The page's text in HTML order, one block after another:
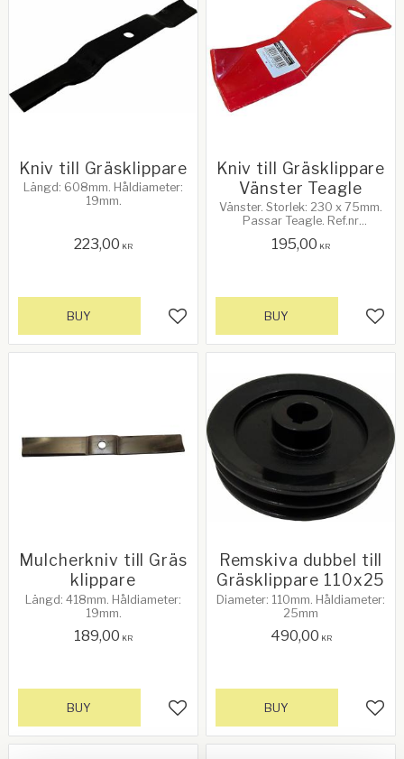
Kniv till Gräsklippare
Längd: 608mm. Håldiameter:
19mm.
223,00 KR
Add to favorites
BUY
Kniv till Gräsklippare
Vänster Teagle
Vänster. Storlek: 230 x 75mm.
Passar Teagle. Ref.nr
195,00 KR
BUY
Mulcherkniv till Gräs
klippare
Längd: 418mm. Håldiameter:
19mm.
189,00 KR
Add to favorites
BUY
Remskiva dubbel till
Gräsklippare 110x25
Diameter: 110mm. Håldiameter:
25mm
490,00 KR
BUY